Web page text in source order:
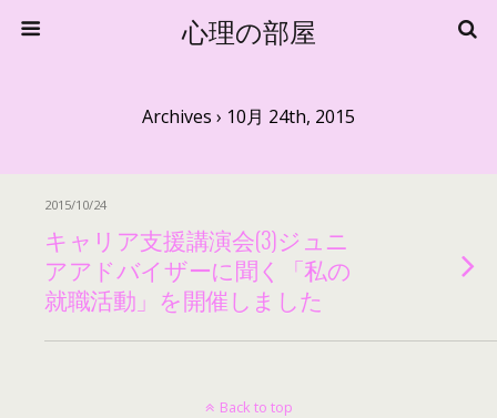
心理の部屋
Archives › 10月 24th, 2015
2015/10/24
キャリア支援講演会(3)ジュニ
アアドバイザーに聞く「私の
就職活動」を開催しました
Back to top